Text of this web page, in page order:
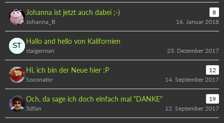
Johanna ist jetzt auch dabei ;-)
8
Johanna_B
16. Januar 2018
Hallo and hello von Kalifornien
staigerman 23. Dezember 2017
Hi, ich bin der Neue hier :P
12
Soosnator
14. September 2017
Och, da sage ich doch einfach mal "DANKE"
19
3dfan
12. September 2017